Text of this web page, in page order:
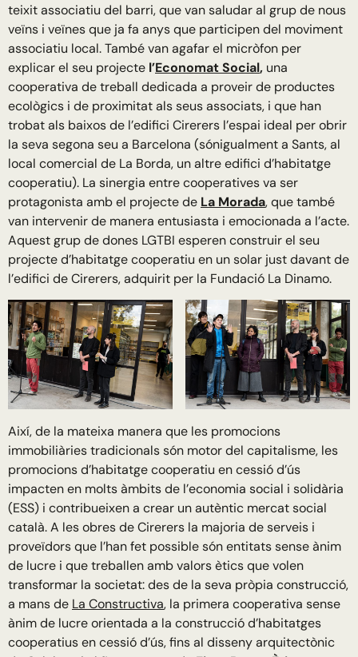
teixit associatiu del barri, que van saludar al grup de nous
veïns i veïnes que ja fa anys que participen del moviment
associatiu local. També van agafar el micròfon per
explicar el seu projecte l’Economat Social, una
cooperativa de treball dedicada a proveir de productes
ecològics i de proximitat als seus associats, i que han
trobat als baixos de l’edifici Cirerers l’espai ideal per obrir
la seva segona seu a Barcelona (sónigualment a Sants, al
local comercial de La Borda, un altre edifici d’habitatge
cooperatiu). La sinergia entre cooperatives va ser
protagonista amb el projecte de La Morada, que també
van intervenir de manera entusiasta i emocionada a l’acte.
Aquest grup de dones LGTBI esperen construir el seu
projecte d’habitatge cooperatiu en un solar just davant de
l’edifici de Cirerers, adquirit per la Fundació La Dinamo.
Així, de la mateixa manera que les promocions
immobiliàries tradicionals són motor del capitalisme, les
promocions d’habitatge cooperatiu en cessió d’ús
impacten en molts àmbits de l’economia social i solidària
(ESS) i contribueixen a crear un autèntic mercat social
català. A les obres de Cirerers la majoria de serveis i
proveïdors que l’han fet possible són entitats sense ànim
de lucre i que treballen amb valors ètics que volen
transformar la societat: des de la seva pròpia construcció,
a mans de La Constructiva, la primera cooperativa sense
ànim de lucre orientada a la construcció d’habitatges
cooperatius en cessió d’ús, fins al disseny arquitectònic